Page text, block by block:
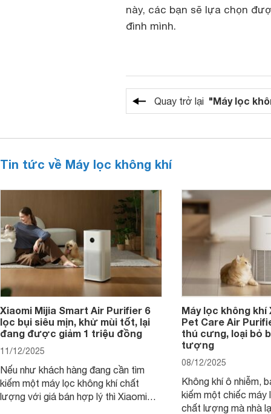
này, các bạn sẽ lựa chọn
đình mình.
Quay trở lại "Máy lọc
Tin tức về Máy lọc không khí
Xiaomi Mijia Smart Air Purifier 6
lọc bụi siêu mịn, khử mùi tốt, lại
đang được giảm 1 triệu đồng
11/12/2025
Nếu như khách hàng đang cần tìm
kiếm một máy lọc không khí chất
lượng với giá bán hợp lý thì Xiaomi
Máy lọc không khí
Pet Care Air
thú cưng, loại bỏ
tượng
08/12/2025
Không khí ô nhiễm,
kiếm một chiếc máy
chất lượng mà nhà